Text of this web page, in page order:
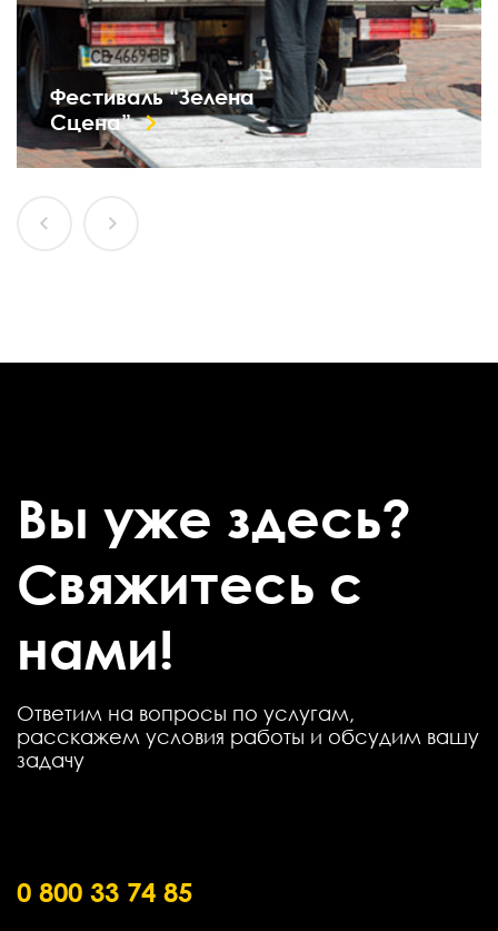
Фестиваль “Зелена
Сцена”
Вы уже здесь?
Свяжитесь с
нами!
Ответим на вопросы по услугам,
расскажем условия работы и обсудим вашу
задачу
0 800 33 74 85